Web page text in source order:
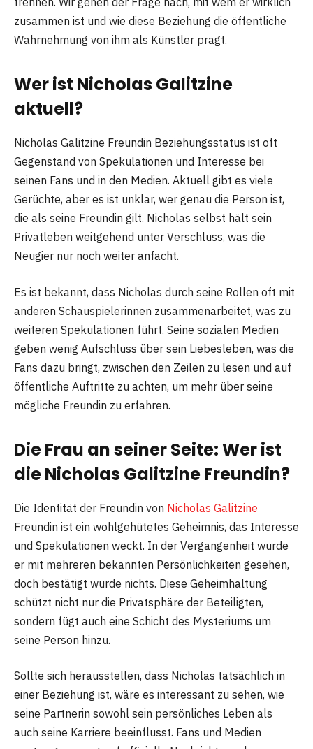
zusammen ist und wie diese Beziehung die öffentliche
Wahrnehmung von ihm als Künstler prägt.
Wer ist Nicholas Galitzine
aktuell?
Nicholas Galitzine Freundin Beziehungsstatus ist oft
Gegenstand von Spekulationen und Interesse bei
seinen Fans und in den Medien. Aktuell gibt es viele
Gerüchte, aber es ist unklar, wer genau die Person ist,
die als seine Freundin gilt. Nicholas selbst hält sein
Privatleben weitgehend unter Verschluss, was die
Neugier nur noch weiter anfacht.
Es ist bekannt, dass Nicholas durch seine Rollen oft mit
anderen Schauspielerinnen zusammenarbeitet, was zu
weiteren Spekulationen führt. Seine sozialen Medien
geben wenig Aufschluss über sein Liebesleben, was die
Fans dazu bringt, zwischen den Zeilen zu lesen und auf
öffentliche Auftritte zu achten, um mehr über seine
mögliche Freundin zu erfahren.
Die Frau an seiner Seite: Wer ist
die Nicholas Galitzine Freundin?
Die Identität der Freundin von Nicholas Galitzine
Freundin ist ein wohlgehütetes Geheimnis, das Interesse
und Spekulationen weckt. In der Vergangenheit wurde
er mit mehreren bekannten Persönlichkeiten gesehen,
doch bestätigt wurde nichts. Diese Geheimhaltung
schützt nicht nur die Privatsphäre der Beteiligten,
sondern fügt auch eine Schicht des Mysteriums um
seine Person hinzu.
Sollte sich herausstellen, dass Nicholas tatsächlich in
einer Beziehung ist, wäre es interessant zu sehen, wie
seine Partnerin sowohl sein persönliches Leben als
auch seine Karriere beeinflusst. Fans und Medien